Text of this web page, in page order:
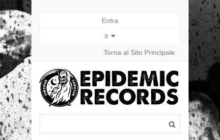
Entra
it
Torna al Sito Principale